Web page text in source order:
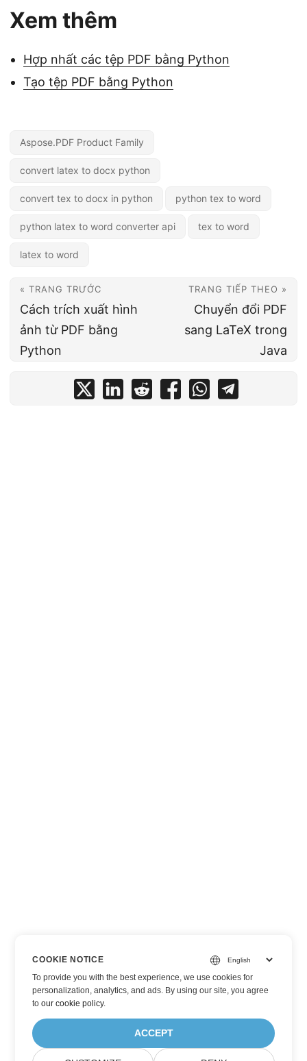
Xem thêm
Hợp nhất các tệp PDF bằng Python
Tạo tệp PDF bằng Python
Aspose.PDF Product Family
convert latex to docx python
convert tex to docx in python python tex to word
python latex to word converter api tex to word
latex to word
« TRANG TRƯỚC
Cách trích xuất hình
ảnh từ PDF bằng
Python
TRANG TIẾP THEO »
Chuyển đổi PDF
sang LaTeX trong
Java
COOKIE NOTICE
To provide you with the best experience, we use cookies for
personalization, analytics, and ads. By using our site, you agree
toour cookie policy.
ACCEPT